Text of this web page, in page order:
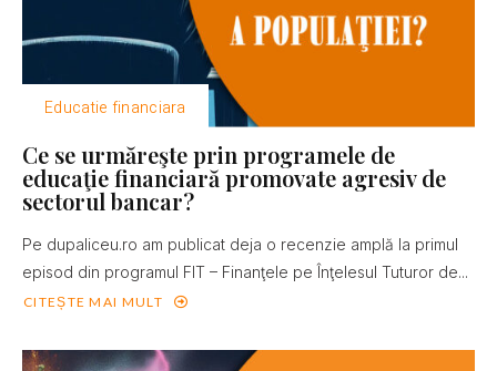
Educatie financiara
Ce se urmăreşte prin programele de
educaţie financiară promovate agresiv de
sectorul bancar?
Pe dupaliceu.ro am publicat deja o recenzie amplă la primul
episod din programul FIT – Finanţele pe Înţelesul Tuturor de...
CITEȘTE MAI MULT